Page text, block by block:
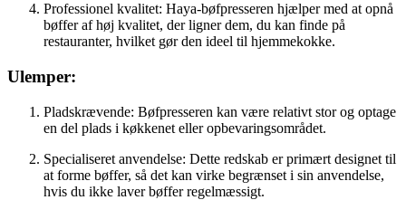
Professionel kvalitet: Haya-bøfpresseren hjælper med at opnå
bøffer af høj kvalitet, der ligner dem, du kan finde på
restauranter, hvilket gør den ideel til hjemmekokke.
Ulemper:
Pladskrævende: Bøfpresseren kan være relativt stor og optage
en del plads i køkkenet eller opbevaringsområdet.
Specialiseret anvendelse: Dette redskab er primært designet til
at forme bøffer, så det kan virke begrænset i sin anvendelse,
hvis du ikke laver bøffer regelmæssigt.